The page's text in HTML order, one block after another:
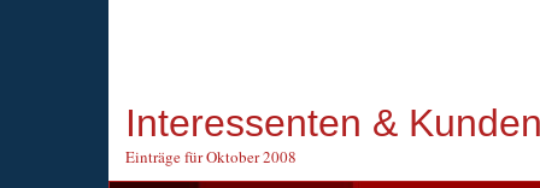
Interessenten &
Einträge für Oktober 2008